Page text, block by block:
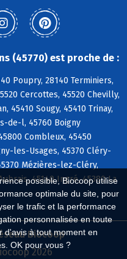
possible, Biocoop utilise
optimale du site, pour
le trafic et la performance
personnalisée en toute
d'avis à tout moment en
OK pour vous ?
(45770) est proche de :
Poupry, 28140 Terminiers,
Cercottes, 45520 Chevilly,
45410 Sougy, 45410 Trinay,
de-l, 45760 Boigny
Combleux, 45450
les-Usages, 45370 Cléry-
Mézières-lez-Cléry,
45140 Ingré, 45380 La
Biocoop
2026